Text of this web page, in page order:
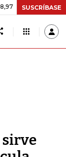
8.753,81 +2,19%
SUSCRÍBASE
sirve